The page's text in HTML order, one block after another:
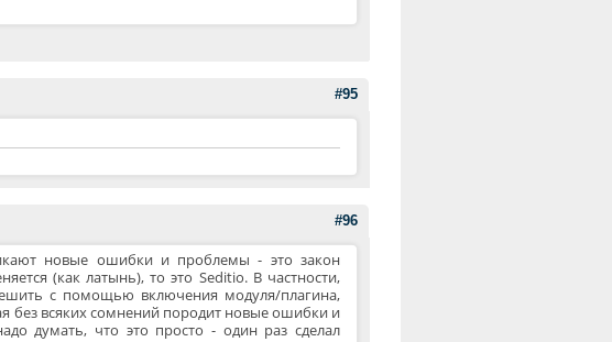
#95
#96
новые ошибки и проблемы - это закон
(как латынь), то это Seditio. В частности,
с помощью включения модуля/плагина,
без всяких сомнений породит новые ошибки и
думать, что это просто - один раз сделал